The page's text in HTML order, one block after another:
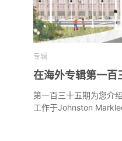
专辑
在海外专辑第一百
第一百三十五期为您介
工作于Johnston